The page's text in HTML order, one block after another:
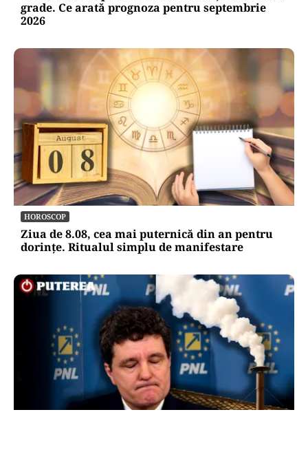
grade. Ce arată prognoza pentru septembrie
2026
HOROSCOP
Ziua de 8.08, cea mai puternică din an pentru
dorințe. Ritualul simplu de manifestare